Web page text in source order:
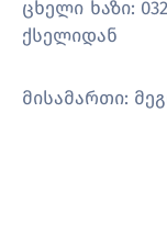
ცხელი ხაზი:
ქსელიდან
მისამართი: